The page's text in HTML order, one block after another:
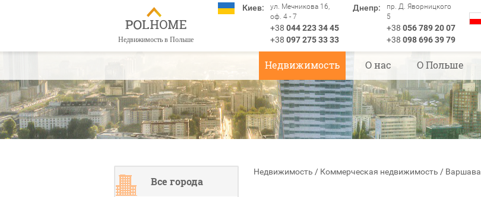
Недвижимость в Польше
Киев:
ул. Мечникова 16,
оф. 4 - 7
+38 044 223 34 45
+38 097 275 33 33
Днепр:
пр. Д. Яворницкого
5
+38 056 789 20 07
+38 098 696 39 79
Недвижимость О нас О Польше
Все города
Недвижимость / Коммерческая недвижимость / Варшава